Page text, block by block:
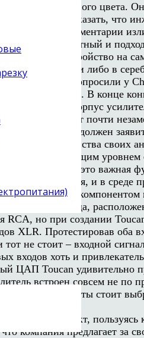
оком» красного цвета.
Стоит сказать, что
пожалуй, комментарии
имеющий приятный и
оставите устройство на
приобрести либо в
«низ»). Мы попросили у
просьбой. В конце
что корпус
оно будет почти
усилитель, я должен
от большинства
с соответствующим
не будет: это важная
слушателя, и в
называемым
аналоговых входа,
RCA, но при создании
XLR. Протестировав
не стоит – входной
входов хоть и
ЦАП Toucan
встроен совсем не
для его работы стоит
удивит.
продукт,
компания предлагает за